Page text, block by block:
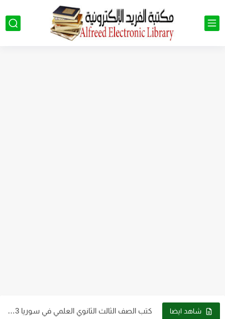
شاهد ايضا كتب الصف العاشر في سوريا 2023 - 2024 pdf| كتب...